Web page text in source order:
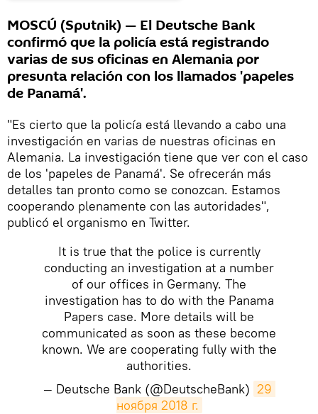
MOSCÚ (Sputnik) — El Deutsche Bank
confirmó que la policía está registrando
varias de sus oficinas en Alemania por
presunta relación con los llamados 'papeles
de Panamá'.
"Es cierto que la policía está llevando a cabo una
investigación en varias de nuestras oficinas en
Alemania. La investigación tiene que ver con el caso
de los 'papeles de Panamá'. Se ofrecerán más
detalles tan pronto como se conozcan. Estamos
cooperando plenamente con las autoridades",
publicó el organismo en Twitter.
It is true that the police is currently
conducting an investigation at a number
of our offices in Germany. The
investigation has to do with the Panama
Papers case. More details will be
communicated as soon as these become
known. We are cooperating fully with the
authorities.
— Deutsche Bank (@DeutscheBank) 29
ноября 2018 г.